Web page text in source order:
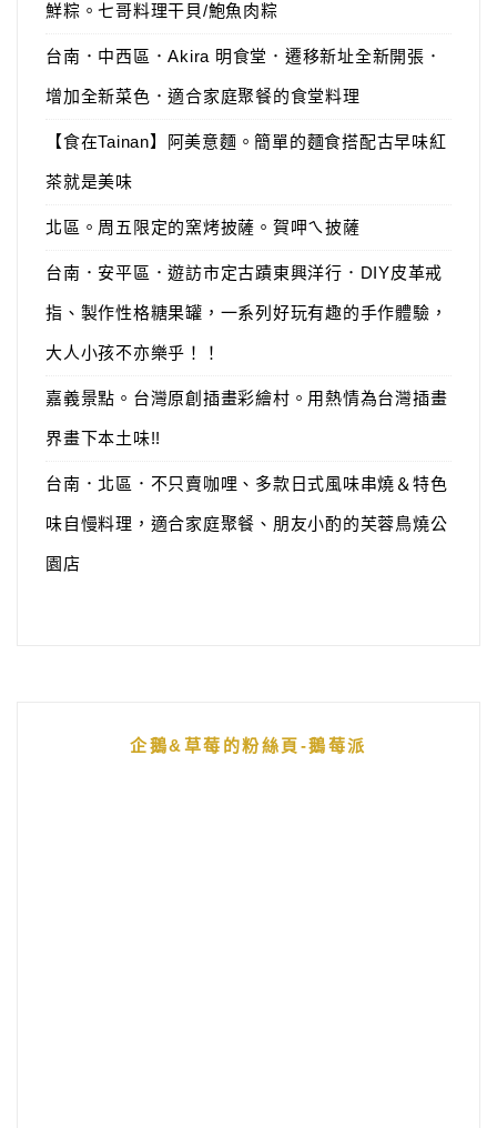
鮮粽。七哥料理干貝/鮑魚肉粽
台南．中西區．Akira 明食堂．遷移新址全新開張．
增加全新菜色．適合家庭聚餐的食堂料理
【食在Tainan】阿美意麵。簡單的麵食搭配古早味紅
茶就是美味
北區。周五限定的窯烤披薩。賀呷ㄟ披薩
台南．安平區．遊訪市定古蹟東興洋行．DIY皮革戒
指、製作性格糖果罐，一系列好玩有趣的手作體驗，
大人小孩不亦樂乎！！
嘉義景點。台灣原創插畫彩繪村。用熱情為台灣插畫
界畫下本土味!!
台南．北區．不只賣咖哩、多款日式風味串燒＆特色
味自慢料理，適合家庭聚餐、朋友小酌的芙蓉鳥燒公
園店
企鵝&草莓的粉絲頁-鵝莓派